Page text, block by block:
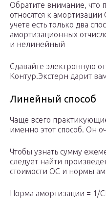
Обратите внимание, что
относятся к
учете есть только два
амортизационных
и нелинейный
Сдавайте электронную
Контур.Экстерн дарит
Линейный способ
Чаще всего
именно этот способ. Он
Чтобы узнать сумму
следует найти
стоимости ОС и нормы
Норма амортизации = 1/